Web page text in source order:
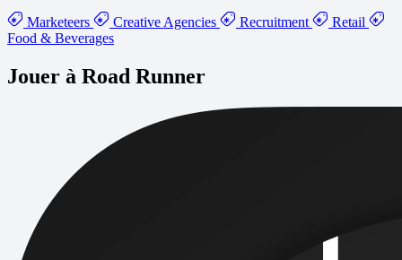
Marketeers Creative Agencies Recruitment
Retail
Food & Beverages
Jouer à Road Runner